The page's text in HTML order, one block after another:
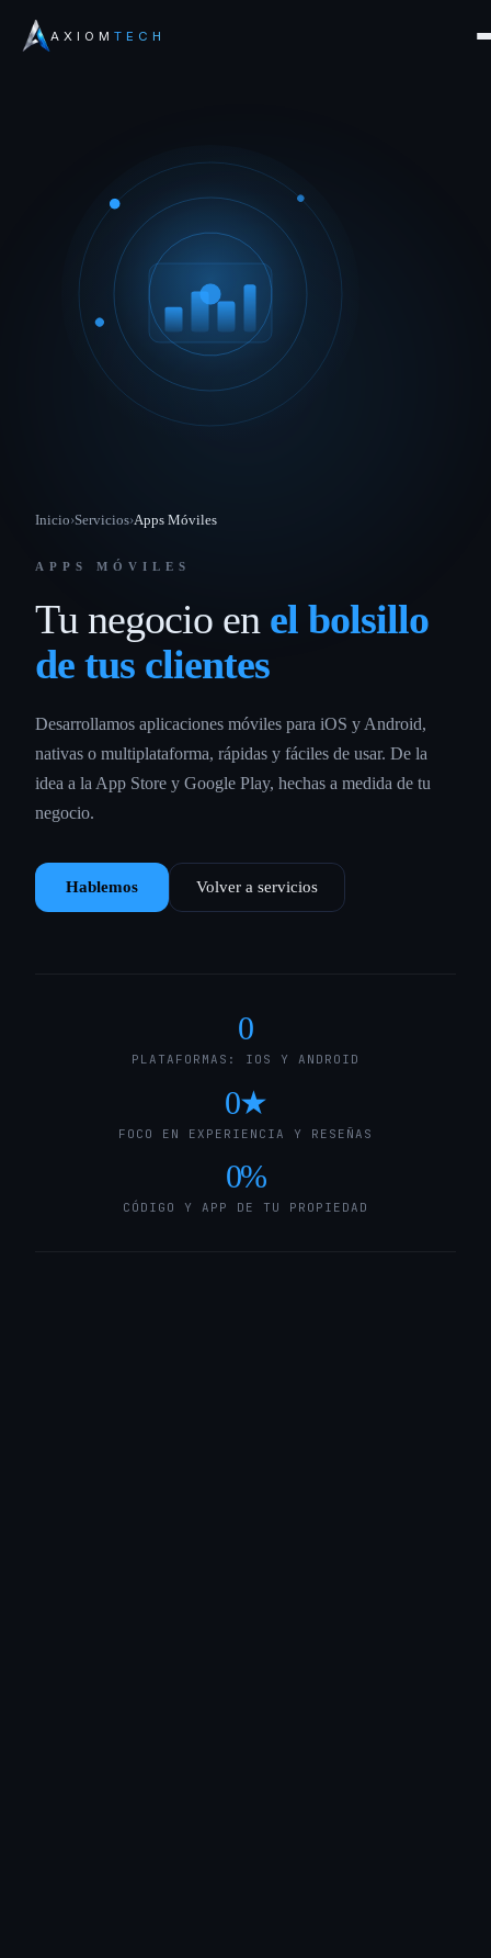
AXIOM TECH
Inicio›Servicios›Apps Móviles
APPS MÓVILES
Tu negocio en el bolsillo
de tus clientes
Desarrollamos aplicaciones móviles para iOS y Android,
nativas o multiplataforma, rápidas y fáciles de usar. De la
idea a la App Store y Google Play, hechas a medida de tu
negocio.
Hablemos Volver a servicios
0
PLATAFORMAS: IOS Y ANDROID
0★
FOCO EN EXPERIENCIA Y RESEÑAS
0%
CÓDIGO Y APP DE TU PROPIEDAD